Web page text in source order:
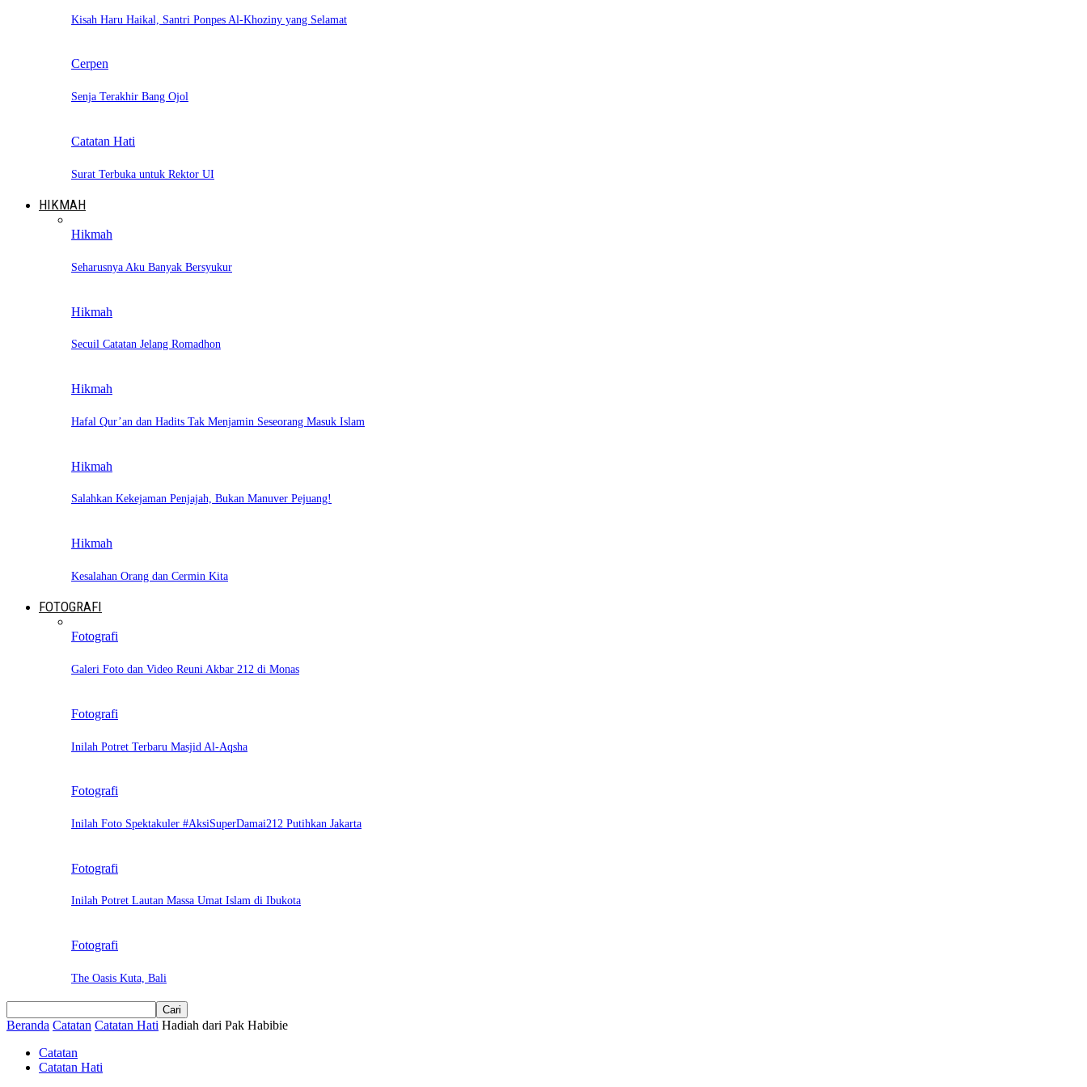
Kisah Haru Haikal, Santri Ponpes Al-Khoziny yang Selamat
Cerpen
Senja Terakhir Bang Ojol
Catatan Hati
Surat Terbuka untuk Rektor UI
HIKMAH
Hikmah
Seharusnya Aku Banyak Bersyukur
Hikmah
Secuil Catatan Jelang Romadhon
Hikmah
Hafal Qur’an dan Hadits Tak Menjamin Seseorang Masuk Islam
Hikmah
Salahkan Kekejaman Penjajah, Bukan Manuver Pejuang!
Hikmah
Kesalahan Orang dan Cermin Kita
FOTOGRAFI
Fotografi
Galeri Foto dan Video Reuni Akbar 212 di Monas
Fotografi
Inilah Potret Terbaru Masjid Al-Aqsha
Fotografi
Inilah Foto Spektakuler #AksiSuperDamai212 Putihkan Jakarta
Fotografi
Inilah Potret Lautan Massa Umat Islam di Ibukota
Fotografi
The Oasis Kuta, Bali
Beranda Catatan Catatan Hati Hadiah dari Pak Habibie
Catatan
Catatan Hati